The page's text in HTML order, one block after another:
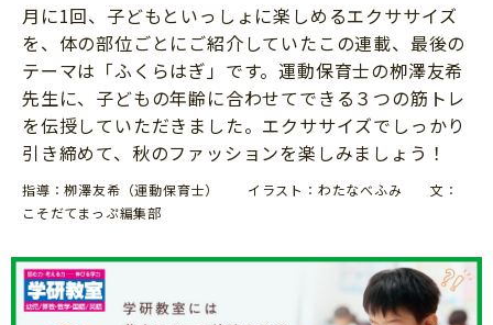
読書感想文
本・読書
運動・あそび・ゲーム
英語
知育
おでかけ
家族
料理
マネー
健康
月に1回、子どもといっしょに楽しめるエクササイズ
を、体の部位ごとにご紹介していたこの連載、最後の
テーマは「ふくらはぎ」です。運動保育士の栁澤友希
先生に、子どもの年齢に合わせてできる３つの筋トレ
を伝授していただきました。エクササイズでしっかり
引き締めて、秋のファッションを楽しみましょう！
指導：栁澤友希（運動保育士） イラスト：わたなべふみ 文：
こそだてまっぷ編集部